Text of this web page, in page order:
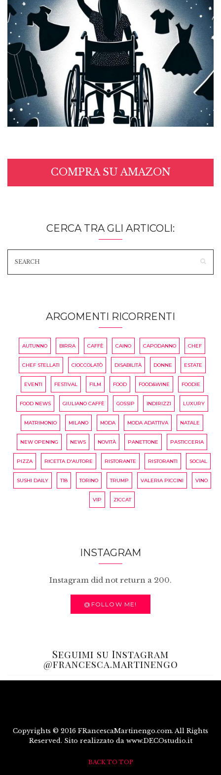
COMPRA SU AMAZON
CERCA TRA GLI ARTICOLI:
ARGOMENTI RICORRENTI
AUTUNNO BIRRA CAFFÈ CAINO CAPODANNO CHEF
CHEF STELLATI CIOCCOLATÒ DISABILITÀ DONNE ESTATE
EVENTI FESTIVAL FILM FOOD FOOD&WINE FOODIE
FOOD NEWS GIULIANO CAFFÈ GOSSIP INDIRIZZI LUXURY
MATRIMONIO MILANO MODA MODA ADATTIVA NATALE
NEW OPENING NEWS NOVITÀ PANETTONE PASTICCERIA
PIZZA RICETTA D'AUTORE RISTORANTE RISTORANTI SOCIAL
SUSHI DAILY T18 TORINO TRUMP VALERIA PICCINI VINO
VIP ZICCAT
INSTAGRAM
Instagram did not return a 200.
@FOLLOW ME!
Seguimi su Instagram
@francesca.martinengo
Copyrights © 2016 FRancescaMartinengo.com. All Rights
Reserved. Sito realizzato da www.DECOstudio.it
BACK TO TOP